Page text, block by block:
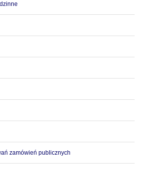
zamówień publicznych